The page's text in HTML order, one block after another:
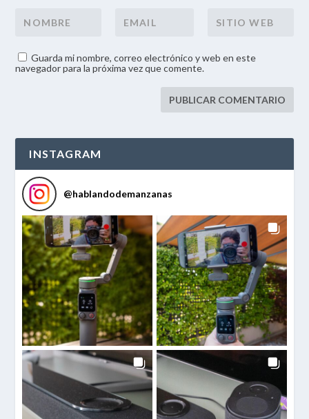
Guarda mi nombre, correo electrónico y web en este
navegador para la próxima vez que comente.
INSTAGRAM
@hablandodemanzanas